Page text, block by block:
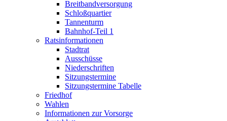
Breitbandversorgung
Schloßquartier
Tannenturm
Bahnhof-Teil 1
Ratsinformationen
Stadtrat
Ausschüsse
Niederschriften
Sitzungstermine
Sitzungstermine Tabelle
Friedhof
Wahlen
Informationen zur Vorsorge